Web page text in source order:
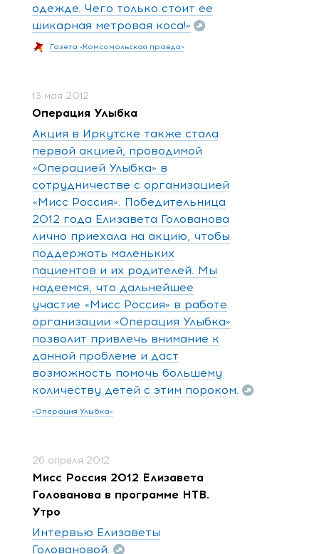
одежде. Чего только стоит ее
шикарная метровая коса!»
Газета «Комсомольская правда»
13 мая 2012
Операция Улыбка
Акция в Иркутске также стала
первой акцией, проводимой
«Операцией Улыбка» в
сотрудничестве с организацией
«Мисс Россия». Победительница
2012 года Елизавета Голованова
лично приехала на акцию, чтобы
поддержать маленьких
пациентов и их родителей. Мы
надеемся, что дальнейшее
участие «Мисс Россия» в работе
организации «Операция Улыбка»
позволит привлечь внимание к
данной проблеме и даст
возможность помочь большему
количеству детей с этим пороком.
«Операция Улыбка»
26 апреля 2012
Мисс Россия 2012 Елизавета
Голованова в программе НТВ.
Утро
Интервью Елизаветы
Головановой.